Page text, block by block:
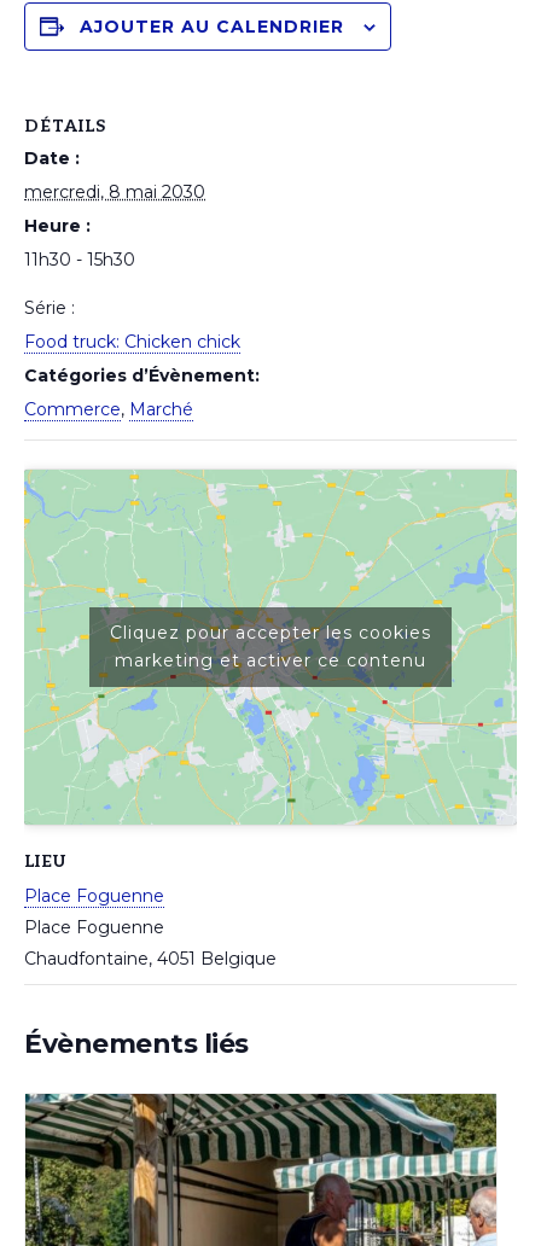
AJOUTER AU CALENDRIER
DÉTAILS
Date :
mercredi, 8 mai 2030
Heure :
11h30 - 15h30
Série :
Food truck: Chicken chick
Catégories d’Évènement:
Commerce, Marché
LIEU
Place Foguenne
Place Foguenne
Chaudfontaine, 4051 Belgique
Cliquez pour accepter les cookies
marketing et activer ce contenu
Évènements liés